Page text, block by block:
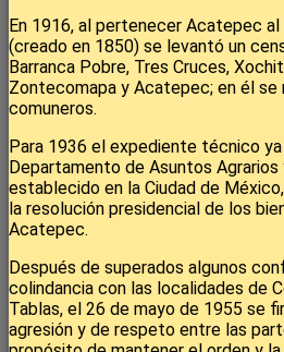
En 1916, al pertenecer Acatepec
(creado en 1850) se levantó un
Barranca Pobre, Tres Cruces,
Zontecomapa y Acatepec; en él se
comuneros.
Para 1936 el expediente técnico
Departamento de Asuntos Agrarios
establecido en la Ciudad de
la resolución presidencial de los
Acatepec.
Después de superados algunos
colindancia con las localidades de
Tablas, el 26 de mayo de 1955 se
agresión y de respeto entre las